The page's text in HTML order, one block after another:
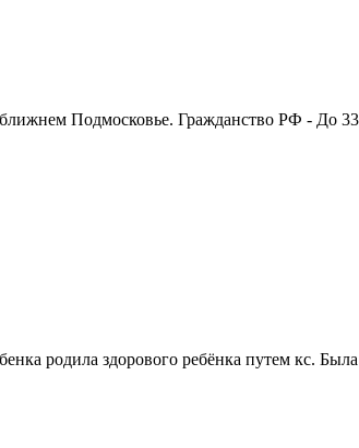
Подмосковье. Гражданство РФ - До 33
родила здорового ребёнка путем кс.